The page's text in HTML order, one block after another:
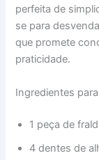
perfeita de
se para
que promete
praticidade.
Ingredientes
1 peça de
4 dentes de